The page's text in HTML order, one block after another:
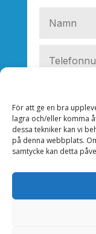
För att ge en bra
lagra och/eller komma
dessa tekniker kan vi
på denna webbplats.
samtycke kan detta